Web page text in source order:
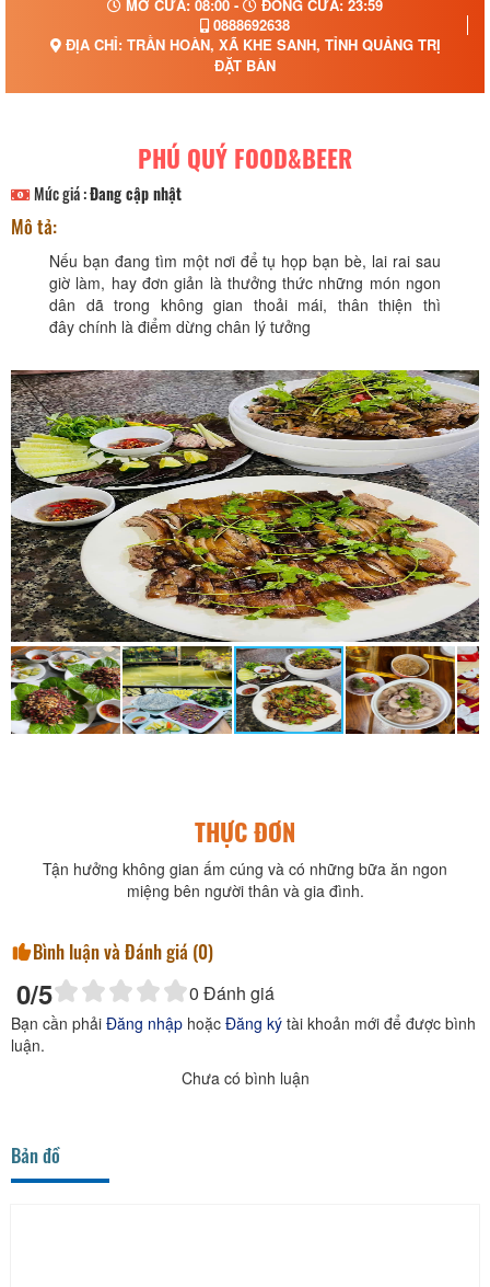
MỞ CỬA: 08:00 -
ĐÓNG CỬA: 23:59
0888692638
ĐỊA CHỈ: TRẦN HOÀN, XÃ KHE SANH, TỈNH QUẢNG TRỊ
ĐẶT BÀN
PHÚ QUÝ FOOD&BEER
Mức giá :Đang cập nhật
Mô tả:
Nếu bạn đang tìm một nơi để tụ họp bạn bè, lai rai sau
giờ làm, hay đơn giản là thưởng thức những món ngon
dân dã trong không gian thoải mái, thân thiện thì
đây chính là điểm dừng chân lý tưởng
THỰC ĐƠN
Tận hưởng không gian ấm cúng và có những bữa ăn ngon
miệng bên người thân và gia đình.
Bình luận và Đánh giá (0)
0/5 0 Đánh giá
Bạn cần phải Đăng nhập hoặc Đăng ký tài khoản mới để được bình
luận.
Chưa có bình luận
Bản đồ